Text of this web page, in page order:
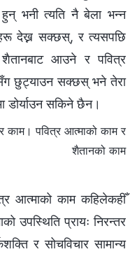
भनी त्यति नै बेला भन्न
देख्न सक्छस्, र त्यसपछि
आउने र पवित्र
छुट्याउन सक्छस् भने तेरा
डोर्याउन सकिने छैन।
पवित्र आत्माको काम र
शैतानको काम
आत्माको काम कहिलेकहीँ
उपस्थिति प्रायः निरन्तर
र सोचविचार सामान्य